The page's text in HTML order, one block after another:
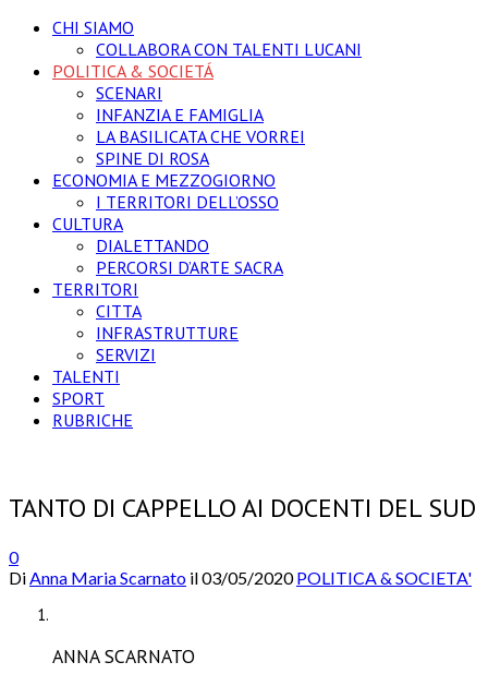
CHI SIAMO
COLLABORA CON TALENTI LUCANI
POLITICA & SOCIETÁ
SCENARI
INFANZIA E FAMIGLIA
LA BASILICATA CHE VORREI
SPINE DI ROSA
ECONOMIA E MEZZOGIORNO
I TERRITORI DELL’OSSO
CULTURA
DIALETTANDO
PERCORSI D’ARTE SACRA
TERRITORI
CITTA
INFRASTRUTTURE
SERVIZI
TALENTI
SPORT
RUBRICHE
TANTO DI CAPPELLO AI DOCENTI DEL SUD
0
DiAnna Maria Scarnato il03/05/2020 POLITICA & SOCIETA'
ANNA SCARNATO­